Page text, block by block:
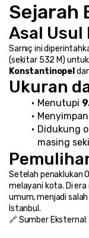
Sejarah
Asal
Sarnıç ini
(sekitar 532 M)
Konstantinopel
Ukuran
Menutupi
Didukung
masing
Setelah penaklukan
melayani kota. Di
umum, menjadi
Istanbul.
🔗 Sumber Eksternal: